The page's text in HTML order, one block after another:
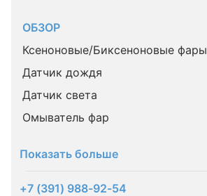
ОБЗОР
Ксеноновые/Биксеноновые фары
Датчик дождя
Датчик света
Омыватель фар
Показать больше
+7 (391) 988-92-54